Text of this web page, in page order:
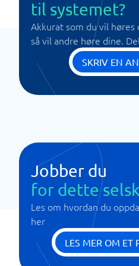
til systemet?
Akkurat som du vil høres
så vil andre høre dine.
SKRIV EN
Jobber du
for dette
Les om hvordan du
her
LES MER OM ET